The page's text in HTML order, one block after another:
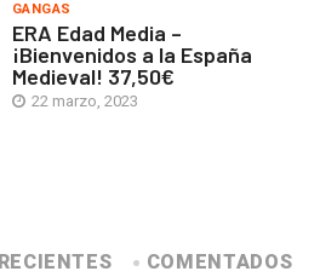
GANGAS
ERA Edad Media –
¡Bienvenidos a la España
Medieval! 37,50€
22 marzo, 2023
RECIENTES COMENTADOS